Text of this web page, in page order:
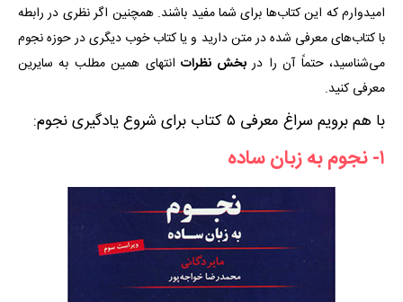
امیدوارم که این کتاب‌ها برای شما مفید باشند. همچنین اگر نظری در رابطه
با کتاب‌های معرفی شده در متن دارید و یا کتاب خوب دیگری در حوزه نجوم
می‌شناسید، حتماً آن را دربخش نظراتانتهای همین مطلب به سایرین
معرفی کنید.
با هم برویم سراغ معرفی ۵ کتاب برای شروع یادگیری نجوم:
۱- نجوم به زبان ساده